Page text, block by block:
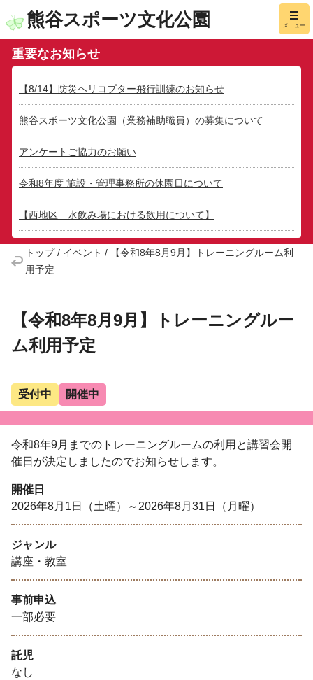
熊谷スポーツ文化公園 メニュー
重要なお知らせ
【8/14】防災ヘリコプター飛行訓練のお知らせ
熊谷スポーツ文化公園（業務補助職員）の募集について
アンケートご協力のお願い
令和8年度 施設・管理事務所の休園日について
【西地区 水飲み場における飲用について】
トップ/ イベント /
【令和8年8月9月】トレーニングルーム利
用予定
【令和8年8月9月】トレーニングルー
ム利用予定
受付中 開催中
令和8年9月までのトレーニングルームの利用と講習会開
催日が決定しましたのでお知らせします。
開催日
2026年8月1日（土曜）～2026年8月31日（月曜）
ジャンル
講座・教室
事前申込
一部必要
託児
なし